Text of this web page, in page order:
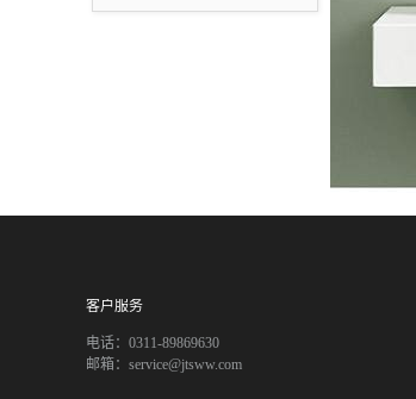
客户服务
电话：0311-89869630
邮箱：service@jtsww.com